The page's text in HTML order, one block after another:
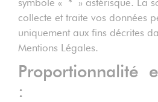
symbole « * » astérisque. La
collecte et traite vos données
uniquement aux fins décrites
Mentions Légales.
Proportionnalité
: